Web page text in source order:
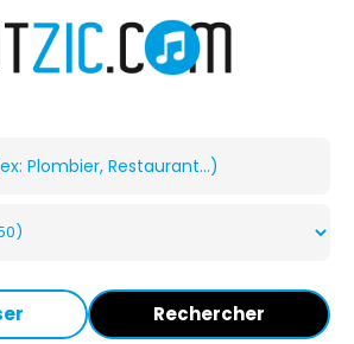
Rechercher